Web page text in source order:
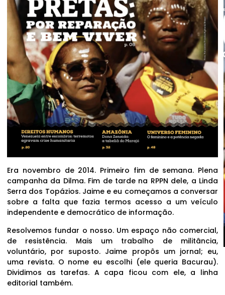
Era novembro de 2014. Primeiro fim de semana. Plena
campanha da Dilma. Fim de tarde na RPPN dele, a Linda
Serra dos Topázios. Jaime e eu começamos a conversar
sobre a falta que fazia termos acesso a um veículo
independente e democrático de informação.
Resolvemos fundar o nosso. Um espaço não comercial,
de resistência. Mais um trabalho de militância,
voluntário, por suposto. Jaime propôs um jornal; eu,
uma revista. O nome eu escolhi (ele queria Bacurau).
Dividimos as tarefas. A capa ficou com ele, a linha
editorial também.